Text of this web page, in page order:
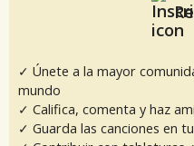
✓ Únete a la mayor
mundo
✓ Califica, comenta y haz
✓ Guarda las canciones en